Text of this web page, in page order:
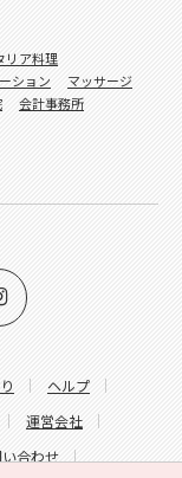
ヘルプ
運営会社
合わせ
リア料理
ション
マッサージ
会計事務所